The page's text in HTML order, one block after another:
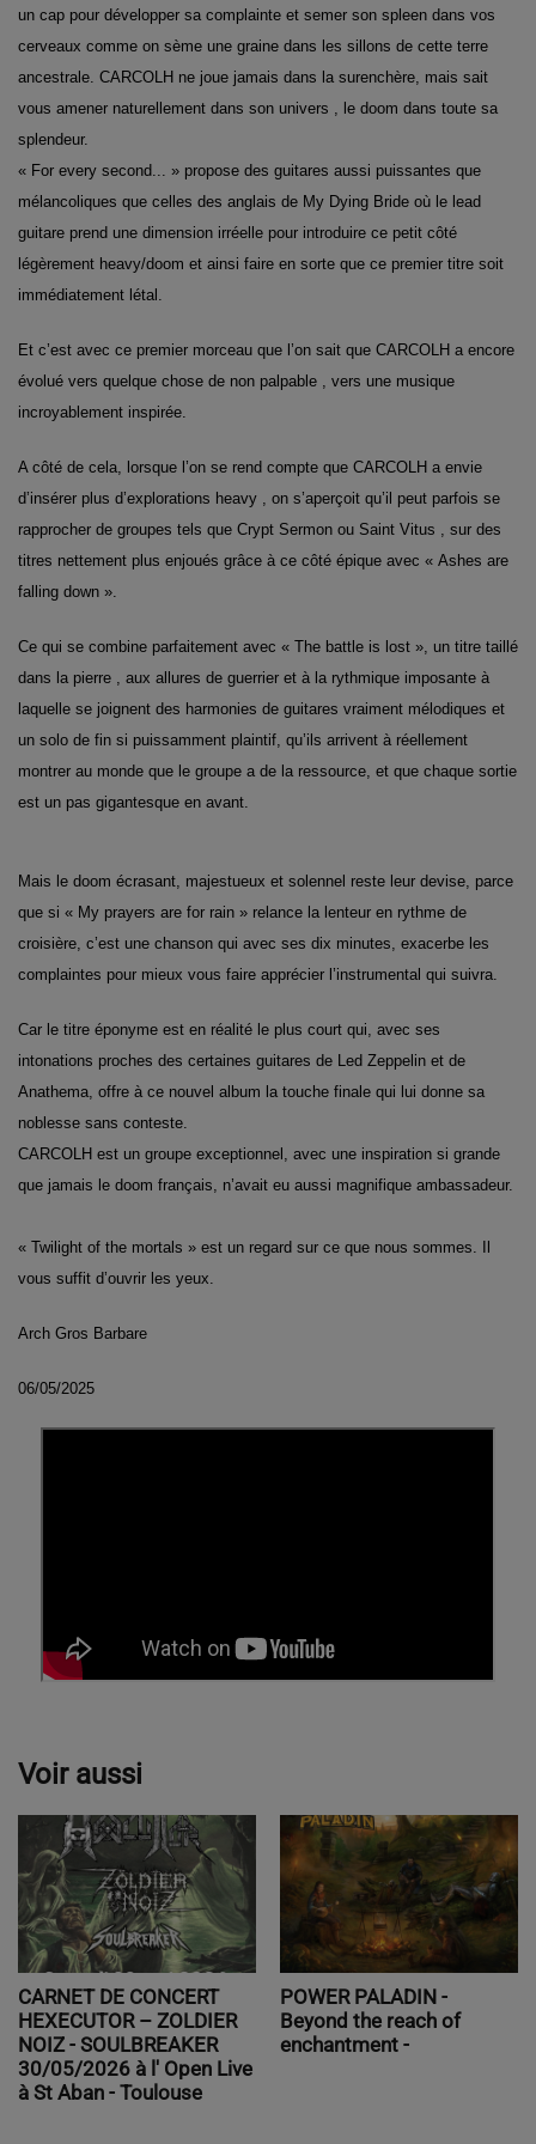
un cap pour développer sa complainte et semer son spleen dans vos
cerveaux comme on sème une graine dans les sillons de cette terre
ancestrale. CARCOLH ne joue jamais dans la surenchère, mais sait
vous amener naturellement dans son univers , le doom dans toute sa
splendeur.
« For every second... » propose des guitares aussi puissantes que
mélancoliques que celles des anglais de My Dying Bride où le lead
guitare prend une dimension irréelle pour introduire ce petit côté
légèrement heavy/doom et ainsi faire en sorte que ce premier titre soit
immédiatement létal.
Et c’est avec ce premier morceau que l’on sait que CARCOLH a encore
évolué vers quelque chose de non palpable , vers une musique
incroyablement inspirée.
A côté de cela, lorsque l’on se rend compte que CARCOLH a envie
d’insérer plus d’explorations heavy , on s’aperçoit qu’il peut parfois se
rapprocher de groupes tels que Crypt Sermon ou Saint Vitus , sur des
titres nettement plus enjoués grâce à ce côté épique avec « Ashes are
falling down ».
Ce qui se combine parfaitement avec « The battle is lost », un titre taillé
dans la pierre , aux allures de guerrier et à la rythmique imposante à
laquelle se joignent des harmonies de guitares vraiment mélodiques et
un solo de fin si puissamment plaintif, qu’ils arrivent à réellement
montrer au monde que le groupe a de la ressource, et que chaque sortie
est un pas gigantesque en avant.
Mais le doom écrasant, majestueux et solennel reste leur devise, parce
que si « My prayers are for rain » relance la lenteur en rythme de
croisière, c’est une chanson qui avec ses dix minutes, exacerbe les
complaintes pour mieux vous faire apprécier l’instrumental qui suivra.
Car le titre éponyme est en réalité le plus court qui, avec ses
intonations proches des certaines guitares de Led Zeppelin et de
Anathema, offre à ce nouvel album la touche finale qui lui donne sa
noblesse sans conteste.
CARCOLH est un groupe exceptionnel, avec une inspiration si grande
que jamais le doom français, n’avait eu aussi magnifique ambassadeur.
« Twilight of the mortals » est un regard sur ce que nous sommes. Il
vous suffit d’ouvrir les yeux.
Arch Gros Barbare
06/05/2025
Voir aussi
CARNET DE CONCERT
HEXECUTOR – ZOLDIER
NOIZ - SOULBREAKER
30/05/2026 à l' Open Live
à St Aban - Toulouse
POWER PALADIN -
Beyond the reach of
enchantment -